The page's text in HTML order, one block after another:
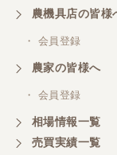
農機具店の皆様
・ 会員登録
農家の皆様へ
・ 会員登録
相場情報一覧
売買実績一覧